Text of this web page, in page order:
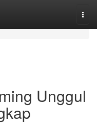
Unggul